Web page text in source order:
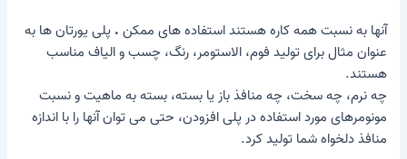
آنها به نسبت همه کاره هستنداستفاده های ممکن . پلی یورتان ها به
عنوان مثال برای تولید فوم، الاستومر، رنگ، چسب و الیاف مناسب
هستند.
چه نرم، چه سخت، چه منافذ باز یا بسته، بسته به ماهیت و نسبت
مونومرهای مورد استفاده در پلی افزودن، حتی می توان آنها را با اندازه
منافذ دلخواه شما تولید کرد.